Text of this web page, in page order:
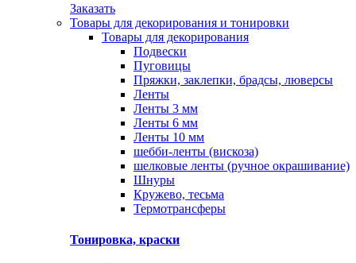
Заказать
Товары для декорирования и тонировки
Товары для декорирования
Подвески
Пуговицы
Пряжки, заклепки, брадсы, люверсы
Ленты
Ленты 3 мм
Ленты 6 мм
Ленты 10 мм
шебби-ленты (вискоза)
шелковые ленты (ручное окрашивание)
Шнуры
Кружево, тесьма
Термотрансферы
Тонировка, краски